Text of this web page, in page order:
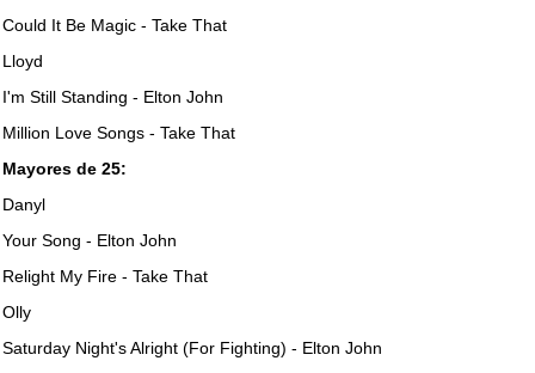
Could It Be Magic - Take That
Lloyd
I'm Still Standing - Elton John
Million Love Songs - Take That
Mayores de 25:
Danyl
Your Song - Elton John
Relight My Fire - Take That
Olly
Saturday Night's Alright (For Fighting) - Elton John